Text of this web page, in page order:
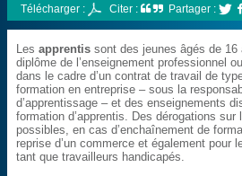
Télécharger : Citer : Partager :
Lesapprentis sont des jeunes âgés de 16
diplôme de l’enseignement professionnel
dans le cadre d’un contrat de travail de
formation en entreprise – sous la
d’apprentissage – et des enseignements
formation d’apprentis. Des dérogations sur
possibles, en cas d’enchaînement de
reprise d’un commerce et également pour
tant que travailleurs handicapés.